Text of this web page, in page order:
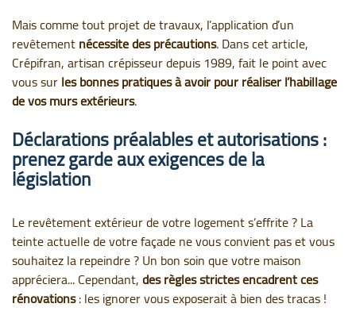
Mais comme tout projet de travaux, l’application d’un
revêtementnécessite des précautions. Dans cet article,
Crépifran, artisan crépisseur depuis 1989, fait le point avec
vous surles bonnes pratiques à avoir pour réaliser l’habillage
de vos murs extérieurs.
Déclarations préalables et autorisations :
prenez garde aux exigences de la
législation
Le revêtement extérieur de votre logement s’effrite ? La
teinte actuelle de votre façade ne vous convient pas et vous
souhaitez la repeindre ? Un bon soin que votre maison
appréciera... Cependant,des règles strictes encadrent ces
rénovations: les ignorer vous exposerait à bien des tracas !